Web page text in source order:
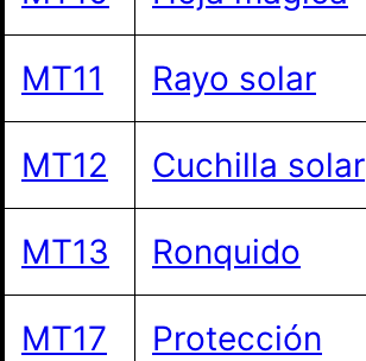
MT11 Rayo solar
MT12 Cuchilla solar
MT13 Ronquido
MT17 Protección